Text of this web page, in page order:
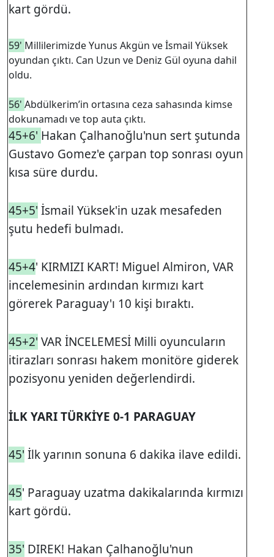
kart gördü.
59' Millilerimizde Yunus Akgün ve İsmail Yüksek
oyundan çıktı. Can Uzun ve Deniz Gül oyuna dahil
oldu.
56' Abdülkerim’in ortasına ceza sahasında kimse
dokunamadı ve top auta çıktı.
45+6' Hakan Çalhanoğlu'nun sert şutunda
Gustavo Gomez'e çarpan top sonrası oyun
kısa süre durdu.
45+5' İsmail Yüksek'in uzak mesafeden
şutu hedefi bulmadı.
45+4' KIRMIZI KART! Miguel Almiron, VAR
incelemesinin ardından kırmızı kart
görerek Paraguay'ı 10 kişi bıraktı.
45+2' VAR İNCELEMESİ Milli oyuncuların
itirazları sonrası hakem monitöre giderek
pozisyonu yeniden değerlendirdi.
İLK YARI TÜRKİYE 0-1 PARAGUAY
45' İlk yarının sonuna 6 dakika ilave edildi.
45' Paraguay uzatma dakikalarında kırmızı
kart gördü.
35' DIREK! Hakan Çalhanoğlu'nun